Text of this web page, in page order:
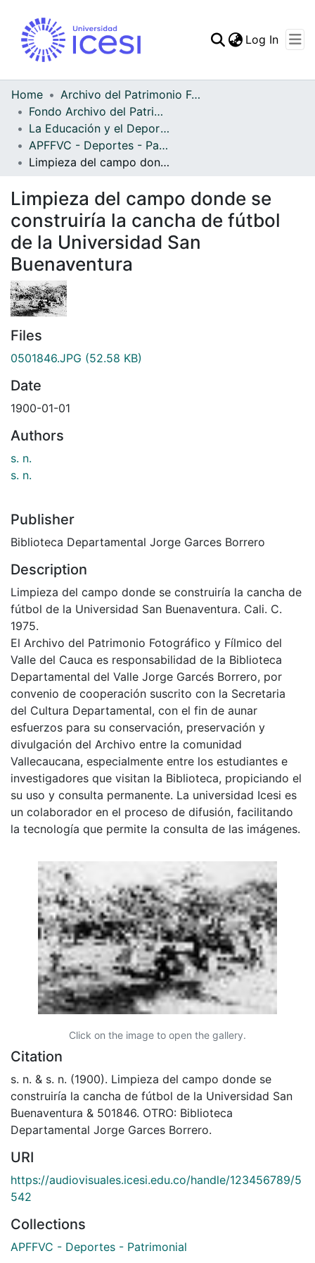
Log In
Home
Archivo del Patrimonio Fotográfico y Fílmico del Valle del Cauca
Fondo Archivo del Patrimonio Fotográfico y Fílmico del Valle del Cauca
La Educación y el Deporte
APFFVC - Deportes - Patrimonial
Limpieza del campo donde se construiría la cancha de fútbol de la Universidad San Buenaventura
Limpieza del campo donde se
construiría la cancha de fútbol
de la Universidad San
Buenaventura
Files
0501846.JPG (52.58 KB)
Date
1900-01-01
Authors
s. n.
s. n.
Publisher
Biblioteca Departamental Jorge Garces Borrero
Description
Limpieza del campo donde se construiría la cancha de
fútbol de la Universidad San Buenaventura. Cali. C.
1975.
El Archivo del Patrimonio Fotográfico y Fílmico del
Valle del Cauca es responsabilidad de la Biblioteca
Departamental del Valle Jorge Garcés Borrero, por
convenio de cooperación suscrito con la Secretaria
del Cultura Departamental, con el fin de aunar
esfuerzos para su conservación, preservación y
divulgación del Archivo entre la comunidad
Vallecaucana, especialmente entre los estudiantes e
investigadores que visitan la Biblioteca, propiciando el
su uso y consulta permanente. La universidad Icesi es
un colaborador en el proceso de difusión, facilitando
la tecnología que permite la consulta de las imágenes.
Click on the image to open the gallery.
Citation
s. n. & s. n. (1900). Limpieza del campo donde se
construiría la cancha de fútbol de la Universidad San
Buenaventura & 501846. OTRO: Biblioteca
Departamental Jorge Garces Borrero.
URI
https://audiovisuales.icesi.edu.co/handle/123456789/5
542
Collections
APFFVC - Deportes - Patrimonial